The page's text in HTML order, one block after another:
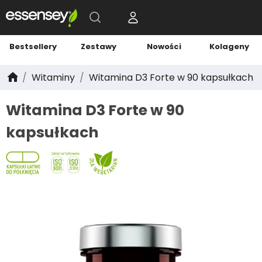
Bestsellery Zestawy Nowości Kolageny
Witaminy Witamina D3 Forte w 90 kapsułkach
Witamina D3 Forte w 90
kapsułkach